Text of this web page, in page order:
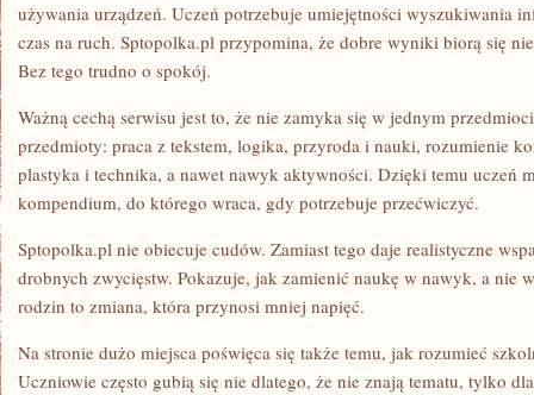
używania urządzeń. Uczeń potrzebuje umiejętności wyszukiwania
czas na ruch. Sptopolka.pl przypomina, że dobre wyniki biorą się
Bez tego trudno o spokój.
Ważną cechą serwisu jest to, że nie zamyka się w jednym
przedmioty: praca z tekstem, logika, przyroda i nauki, rozumienie
plastyka i technika, a nawet nawyk aktywności. Dzięki temu uczeń
kompendium, do którego wraca, gdy potrzebuje przećwiczyć.
Sptopolka.pl nie obiecuje cudów. Zamiast tego daje realistyczne
drobnych zwycięstw. Pokazuje, jak zamienić naukę w nawyk, a nie
rodzin to zmiana, która przynosi mniej napięć.
Na stronie dużo miejsca poświęca się także temu, jak rozumieć
Uczniowie często gubią się nie dlatego, że nie znają tematu, tylko